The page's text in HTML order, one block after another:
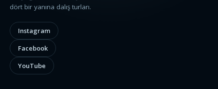
dört bir yanına dalış turları.
Instagram
Facebook
YouTube